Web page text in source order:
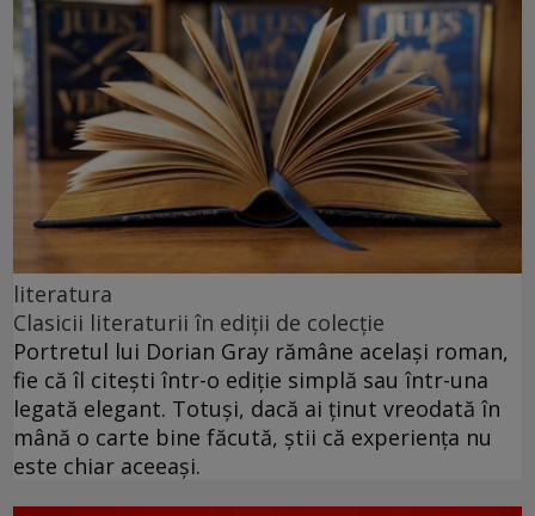
literatura
Clasicii literaturii în ediții de colecție
Portretul lui Dorian Gray rămâne același roman,
fie că îl citești într-o ediție simplă sau într-una
legată elegant. Totuși, dacă ai ținut vreodată în
mână o carte bine făcută, știi că experiența nu
este chiar aceeași.